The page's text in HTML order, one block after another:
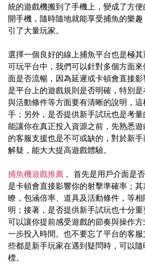
統的遊戲機搬到了手機上，變成了方
開手機，隨時隨地就能享受捕魚的樂
引了大量玩家。
選擇一個良好的線上捕魚平台也是極
可玩平台中，我們可以針對多個方面
面是否流暢，因為延遲或卡頓會直接
是平台上的遊戲規則是否明確，特別
與活動條件等方面要有清晰的說明，
手；另外，是否提供新手試玩也是考
能讓你在真正投入資源之前，先熟悉
的客服支援也是不可或缺的，對於新
解疑，能大大提高遊戲體驗。
捕魚機遊戲推薦 。首先是用戶介面是
是卡頓會直接影響你的射擊準確率；
瞭，包涵倍率、道具及活動條件，等
明；接著，是否提供新手試玩也十分
可以讓你提前感受遊戲的節奏與操作
一步投入時間。也不要忘了平台的客
些都是新手玩家在遇到疑問時，可以
標。